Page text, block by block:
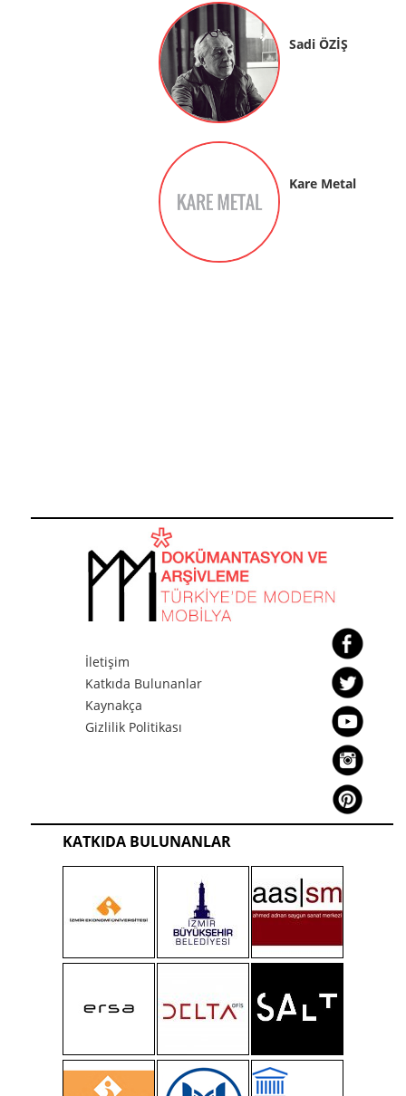
Sadi ÖZİŞ
Kare Metal
İletişim
Katkıda Bulunanlar
Kaynakça
Gizlilik Politikası
KATKIDA BULUNANLAR